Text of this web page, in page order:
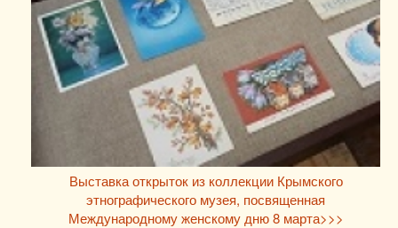
Выставка открыток из коллекции Крымского
этнографического музея, посвященная
Международному женскому дню 8 марта>>>